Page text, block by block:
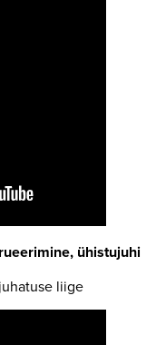
ühistujuhi
liige